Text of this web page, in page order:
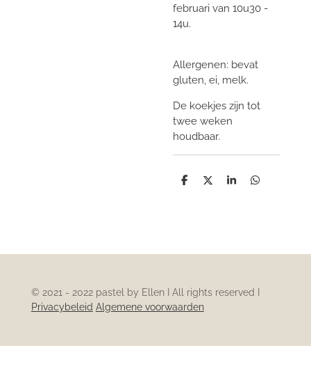
februari van 10u30 -
14u.
Allergenen: bevat
gluten, ei, melk.
De koekjes zijn tot
twee weken
houdbaar.
D
D
S
D
© 2021 - 2022 pastel by Ellen I All rights reserved I
Privacybeleid Algemene voorwaarden